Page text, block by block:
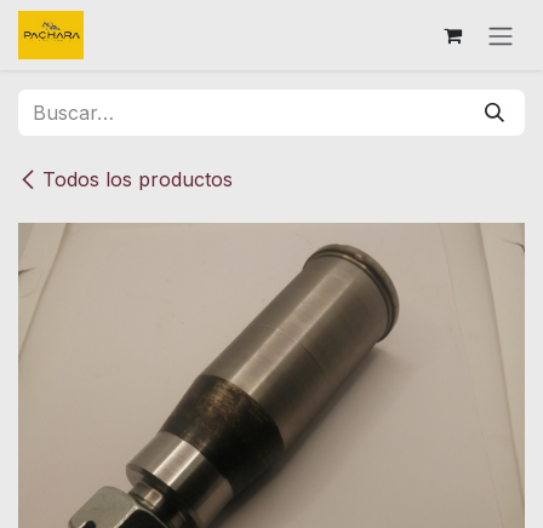
Ir al contenido
Todos los productos